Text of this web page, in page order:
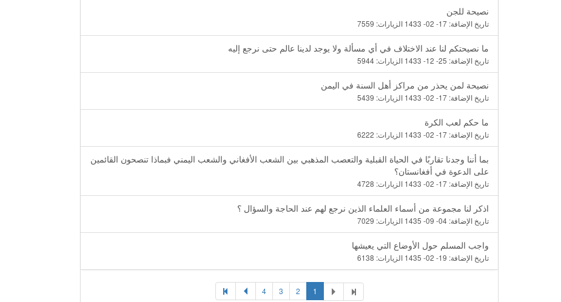
نصيحة للجن
تاريخ الإضافة: 17- 02- 1433 الزيارات: 7559
ما نصيحتكم لنا عند الاختلاف في أي مسألة ولا يوجد لدينا عالم حتى نرجع إليه
تاريخ الإضافة: 25- 12- 1433 الزيارات: 5944
نصيحة لمن يحذر من مراكز أهل السنة في اليمن
تاريخ الإضافة: 17- 02- 1433 الزيارات: 5439
ما حكم لعب الكرة
تاريخ الإضافة: 17- 02- 1433 الزيارات: 6222
بما أننا وجدنا تقاربًا في الحياة القبلية والتعصب المذهبي بين الشعب الأفغاني والشعب اليمني فبماذا تنصحون القائمين
على الدعوة في أفغانستان؟
تاريخ الإضافة: 17- 02- 1433 الزيارات: 4728
اذكر لنا مجموعة من أسماء العلماء الذين نرجع لهم عند الحاجة والسؤال ؟
تاريخ الإضافة: 04- 09- 1435 الزيارات: 7029
واجب المسلم حول الأوضاع التي يعيشها
تاريخ الإضافة: 19- 02- 1435 الزيارات: 6138
1
2
3
4